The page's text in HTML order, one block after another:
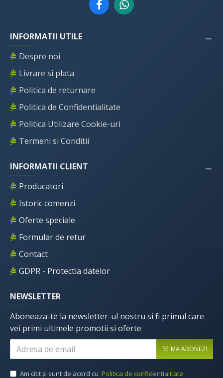
INFORMATII UTILE
Despre noi
Livrare si plata
Politica de returnare
Politica de Confidentialitate
Politica Utilizare Cookie-uri
Termeni si Conditii
INFORMATII CLIENT
Producatori
Istoric comenzi
Oferte speciale
Formular de retur
Contact
GDPR - Protectia datelor
NEWSLETTER
Aboneaza-te la newsletter-ul nostru si fi primul care
vei primi ultimele promotii si oferte
MA ABONEZ!
Am citit şi sunt de acord cu Politica de confidentialitate